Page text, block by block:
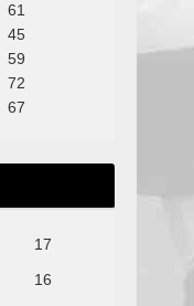
61
45
59
72
67
17
16